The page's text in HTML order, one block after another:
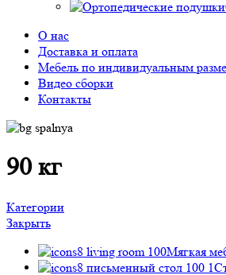
О нас
Доставка и оплата
Мебель по индивидуальным
Видео сборки
Контакты
90 кг
Категории
Закрыть
Мягкая